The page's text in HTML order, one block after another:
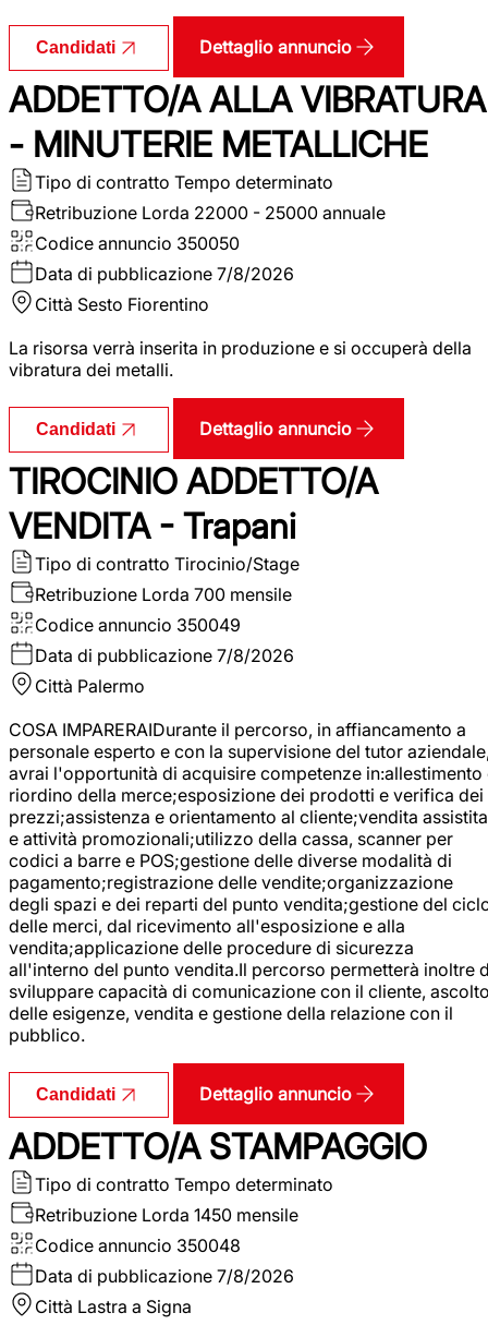
Candidati Dettaglio annuncio
ADDETTO/A ALLA VIBRATURA
- MINUTERIE METALLICHE
Tipo di contratto Tempo determinato
Retribuzione Lorda 22000 - 25000 annuale
Codice annuncio 350050
Data di pubblicazione 7/8/2026
Città Sesto Fiorentino
La risorsa verrà inserita in produzione e si occuperà della
vibratura dei metalli.
Candidati Dettaglio annuncio
TIROCINIO ADDETTO/A
VENDITA - Trapani
Tipo di contratto Tirocinio/Stage
Retribuzione Lorda 700 mensile
Codice annuncio 350049
Data di pubblicazione 7/8/2026
Città Palermo
COSA IMPARERAIDurante il percorso, in affiancamento a
personale esperto e con la supervisione del tutor
avrai l'opportunità di acquisire competenze in:allestimento
riordino della merce;esposizione dei prodotti e verifica dei
prezzi;assistenza e orientamento al cliente;vendita assistita
e attività promozionali;utilizzo della cassa, scanner per
codici a barre e POS;gestione delle diverse modalità di
pagamento;registrazione delle vendite;organizzazione
degli spazi e dei reparti del punto vendita;gestione del
delle merci, dal ricevimento all'esposizione e alla
vendita;applicazione delle procedure di sicurezza
all'interno del punto vendita.Il percorso permetterà inoltre
sviluppare capacità di comunicazione con il cliente,
delle esigenze, vendita e gestione della relazione con il
pubblico.
Candidati Dettaglio annuncio
ADDETTO/A STAMPAGGIO
Tipo di contratto Tempo determinato
Retribuzione Lorda 1450 mensile
Codice annuncio 350048
Data di pubblicazione 7/8/2026
Città Lastra a Signa